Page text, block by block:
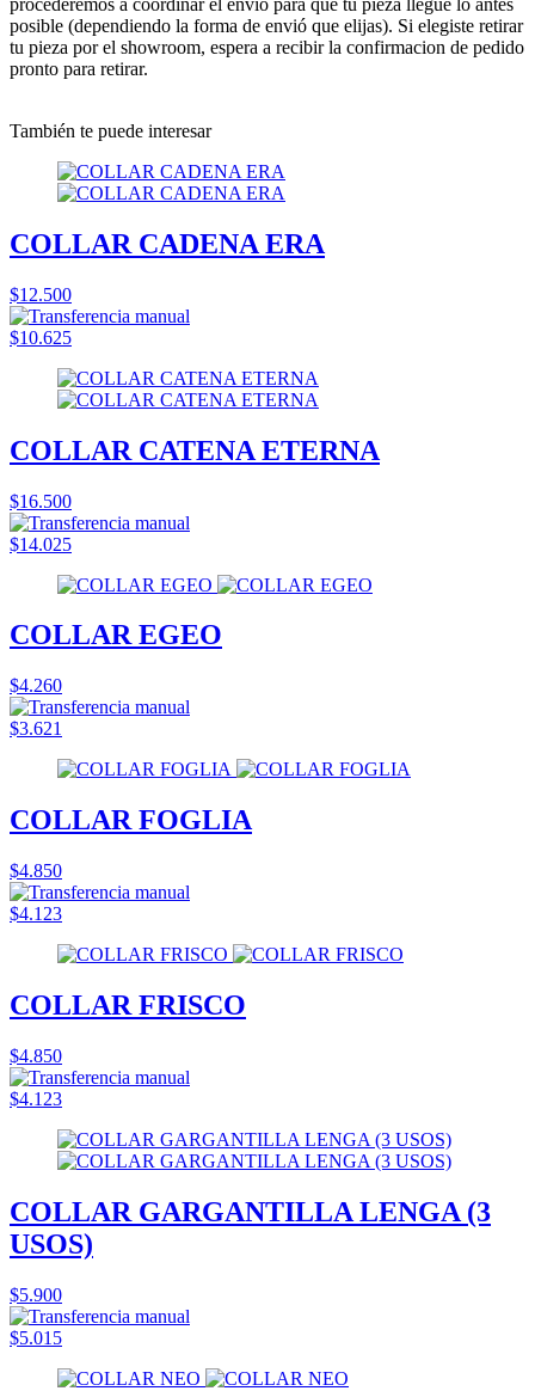
posible (dependiendo la forma de envió que elijas). Si elegiste retirar
tu pieza por el showroom, espera a recibir la confirmacion de pedido
pronto para retirar.
También te puede interesar
COLLAR CADENA ERA
$12.500
$10.625
COLLAR CATENA ETERNA
$16.500
$14.025
COLLAR EGEO
$4.260
$3.621
COLLAR FOGLIA
$4.850
$4.123
COLLAR FRISCO
$4.850
$4.123
COLLAR GARGANTILLA LENGA (3
USOS)
$5.900
$5.015